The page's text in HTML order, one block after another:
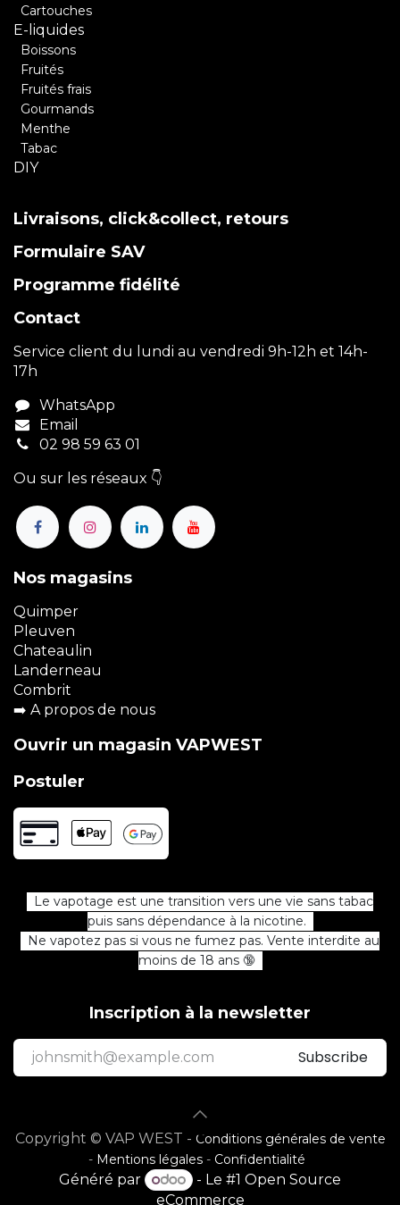
Cartouches
E-liquides
Boissons
Fruités
Fruités frais
Gourmands
Menthe
Tabac
DIY
Livraisons, click&collect, retours
Formulaire SAV
Programme fidélité
Contact
Service client du lundi au vendredi 9h-12h et 14h-
17h
WhatsApp
Email
02 98 59 63 01
Ou sur les réseaux 👇
Nos magasins
Quimper
Pleuven
Chateaulin
Landerneau
Combrit
➡️ A propos de nous
Ouvrir un magasin VAPWEST
Postuler
Le vapotage est une transition vers une vie sans tabac
puis sans dépendance à la nicotine.
Ne vapotez pas si vous ne fumez pas. Vente interdite au
moins de 18 ans 🔞
Inscription à la newsletter
Subscribe
Copyright © VAP WEST - Conditions générales de vente
- Mentions légales- Confidentialité
Généré par - Le #1Open Source
eCommerce